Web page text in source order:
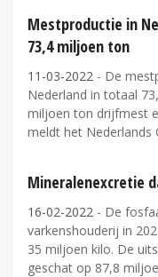
Mestproductie in
73,4 miljoen ton
11-03-2022 - De
Nederland in totaal
miljoen ton drijfmest
meldt het Nederlands
Mineralenexcretie
16-02-2022 - De
varkenshouderij in
35 miljoen kilo. De
geschat op 87,8